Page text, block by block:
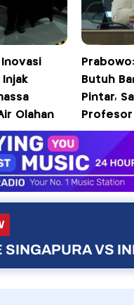
Injak
Olahan
Butuh
Pintar,
SINGAPURA VS